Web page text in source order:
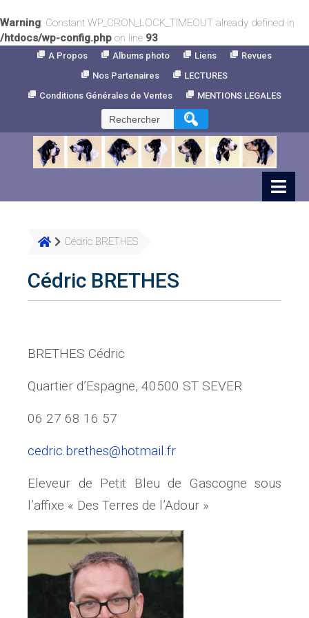
Warning: Constant WP_CRON_LOCK_TIMEOUT already defined in
/htdocs/wp-config.php on line 93
A Propos Albums photo Liens
Revues
Nos Partenaires
LECTURES
Conditions Générales de Ventes
MENTIONS LEGALES
Rechercher :
Cédric BRETHES
Cédric BRETHES
BRETHES Cédric
Quartier d’Espagne, 40500 ST SEVER
06 27 68 16 57
cedric.brethes@hotmail.fr
Eleveur de Petit Bleu de Gascogne sous
l’affixe « Des Terres de l’Adour »